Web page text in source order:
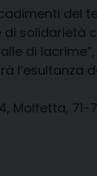
del
solidarietà
di
l’esultanza
Molfetta, 71-